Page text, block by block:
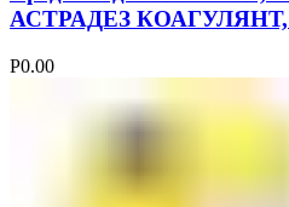
АСТРАДЕЗ КОАГУЛЯНТ,
Р0.00